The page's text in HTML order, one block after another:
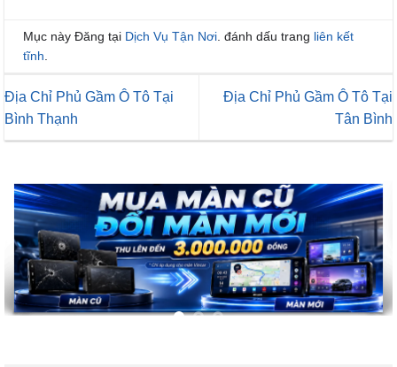
Mục này Đăng tại Dịch Vụ Tận Nơi . đánh dấu trang liên kết
tĩnh
Địa Chỉ Phủ Gầm Ô Tô Tại
Bình Thạnh
Địa Chỉ Phủ Gầm Ô Tô Tại
Tân Bình